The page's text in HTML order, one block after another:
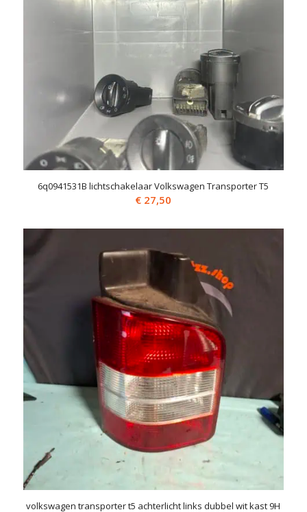
6q0941531B lichtschakelaar Volkswagen Transporter T5
€ 27,50
volkswagen transporter t5 achterlicht links dubbel wit kast 9H